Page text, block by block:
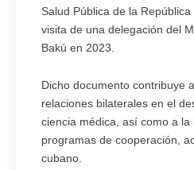
Salud Pública de la
visita de una delegación del
Bakú en 2023.
Dicho documento contribuye
relaciones bilaterales en el
ciencia médica, así como a la
programas de cooperación,
cubano.